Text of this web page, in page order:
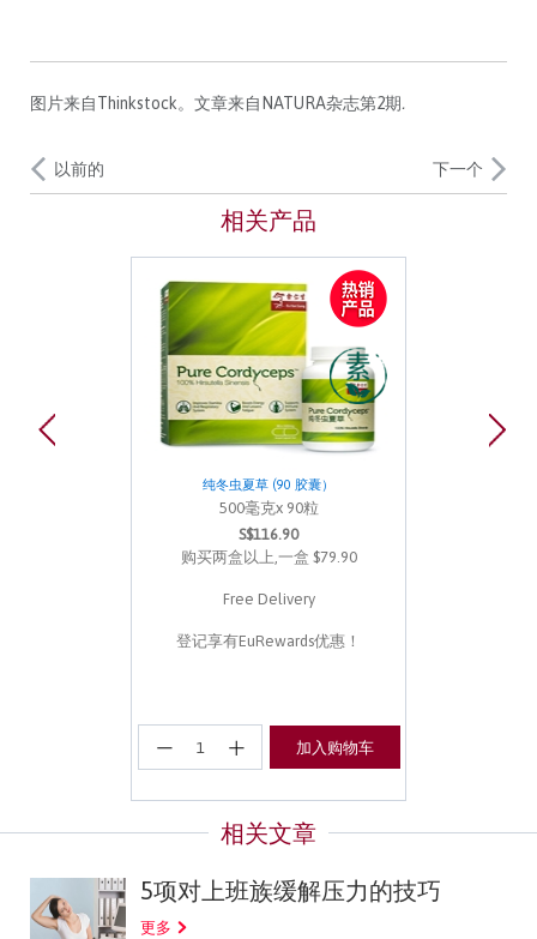
图片来自Thinkstock。 文章来自NATURA杂志第2期.
以前的 下一个
相关产品
纯冬虫夏草 (90 胶囊）
500毫克x 90粒
S$116.90
购买两盒以上,一盒 $79.90
Free Delivery
登记享有EuRewards优惠！
加入购物车
5项对上班族缓解压力的技巧
更多